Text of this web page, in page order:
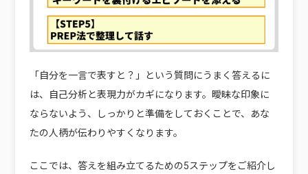
「自分を一言で表すと？」という質問にうまく答えるに
は、自己分析と表現力がカギになります。曖昧な印象に
ならないよう、しっかりと準備をしておくことで、あな
たの人柄が伝わりやすくなります。
ここでは、答えを組み立てるための5ステップをご紹介し